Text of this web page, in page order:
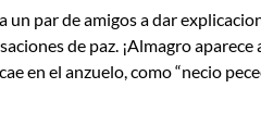
un par de amigos a dar
de paz. ¡Almagro
en el anzuelo, como “necio